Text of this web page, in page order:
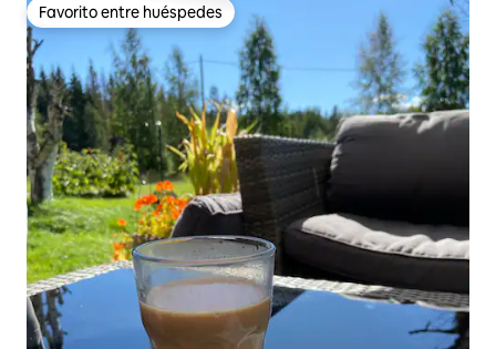
Favorito entre huéspedes
Favorito entre huéspedes